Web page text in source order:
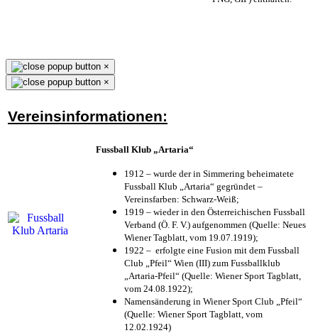
×
×
Vereinsinformationen:
Fussball Klub „Artaria“
1912 – wurde der in Simmering beheimatete
Fussball Klub „Artaria“ gegründet –
Vereinsfarben: Schwarz-Weiß;
1919 – wieder in den Österreichischen Fussball
Verband (Ö. F. V.) aufgenommen (Quelle: Neues
Wiener Tagblatt, vom 19.07.1919);
1922 – erfolgte eine Fusion mit dem Fussball
Club „Pfeil“ Wien (III) zum Fussballklub
„Artaria-Pfeil“ (Quelle: Wiener Sport Tagblatt,
vom 24.08.1922);
Namensänderung in Wiener Sport Club „Pfeil“
(Quelle: Wiener Sport Tagblatt, vom
12.02.1924)